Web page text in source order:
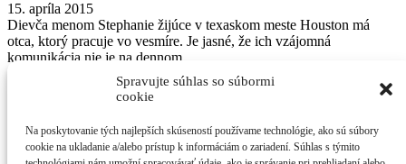
Spravujte súhlas so súbormi
cookie
Na poskytovanie tých najlepších skúseností používame technológie, ako sú súbory
cookie na ukladanie a/alebo prístup k informáciám o zariadení. Súhlas s týmito
15. apríla 2015
Dievča menom Stephanie žijúce v texaskom meste Houston má
otca, ktorý pracuje vo vesmíre. Je jasné, že ich vzájomná
komunikácia nie je na dennom...
Sledujte nás na Instagram
O NÁS
AUTOGRÁTIS - jediný bezplatný motoristický časopis. Testy